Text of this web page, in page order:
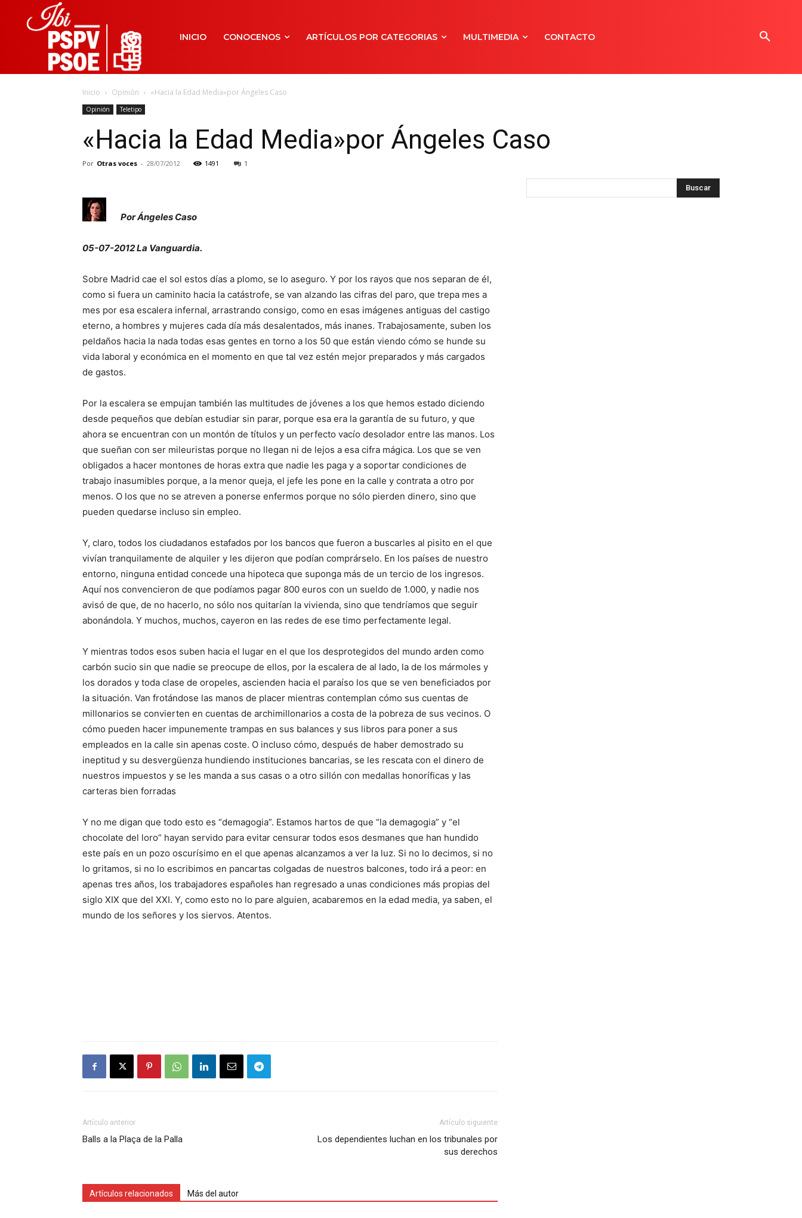
INICIO CONOCENOS ARTÍCULOS POR CATEGORIAS MULTIMEDIA CONTACTO
Inicio Opinión «Hacia la Edad Media»por Ángeles Caso
Opinión Teletipo
«Hacia la Edad Media»por Ángeles Caso
Por Otras voces - 28/07/2012 1491 1
Por Ángeles Caso
05-07-2012 La Vanguardia.
Sobre Madrid cae el sol estos días a plomo, se lo aseguro. Y por los rayos que nos separan de él,
como si fuera un caminito hacia la catástrofe, se van alzando las cifras del paro, que trepa mes a
mes por esa escalera infernal, arrastrando consigo, como en esas imágenes antiguas del castigo
eterno, a hombres y mujeres cada día más desalentados, más inanes. Trabajosamente, suben los
peldaños hacia la nada todas esas gentes en torno a los 50 que están viendo cómo se hunde su
vida laboral y económica en el momento en que tal vez estén mejor preparados y más cargados
de gastos.
Por la escalera se empujan también las multitudes de jóvenes a los que hemos estado diciendo
desde pequeños que debían estudiar sin parar, porque esa era la garantía de su futuro, y que
ahora se encuentran con un montón de títulos y un perfecto vacío desolador entre las manos. Los
que sueñan con ser mileuristas porque no llegan ni de lejos a esa cifra mágica. Los que se ven
obligados a hacer montones de horas extra que nadie les paga y a soportar condiciones de
trabajo inasumibles porque, a la menor queja, el jefe les pone en la calle y contrata a otro por
menos. O los que no se atreven a ponerse enfermos porque no sólo pierden dinero, sino que
pueden quedarse incluso sin empleo.
Y, claro, todos los ciudadanos estafados por los bancos que fueron a buscarles al pisito en el que
vivían tranquilamente de alquiler y les dijeron que podían comprárselo. En los países de nuestro
entorno, ninguna entidad concede una hipoteca que suponga más de un tercio de los ingresos.
Aquí nos convencieron de que podíamos pagar 800 euros con un sueldo de 1.000, y nadie nos
avisó de que, de no hacerlo, no sólo nos quitarían la vivienda, sino que tendríamos que seguir
abonándola. Y muchos, muchos, cayeron en las redes de ese timo perfectamente legal.
Y mientras todos esos suben hacia el lugar en el que los desprotegidos del mundo arden como
carbón sucio sin que nadie se preocupe de ellos, por la escalera de al lado, la de los mármoles y
los dorados y toda clase de oropeles, ascienden hacia el paraíso los que se ven beneficiados por
la situación. Van frotándose las manos de placer mientras contemplan cómo sus cuentas de
millonarios se convierten en cuentas de archimillonarios a costa de la pobreza de sus vecinos. O
cómo pueden hacer impunemente trampas en sus balances y sus libros para poner a sus
empleados en la calle sin apenas coste. O incluso cómo, después de haber demostrado su
ineptitud y su desvergüenza hundiendo instituciones bancarias, se les rescata con el dinero de
nuestros impuestos y se les manda a sus casas o a otro sillón con medallas honoríficas y las
carteras bien forradas
Y no me digan que todo esto es “demagogia”. Estamos hartos de que “la demagogia” y “el
chocolate del loro” hayan servido para evitar censurar todos esos desmanes que han hundido
este país en un pozo oscurísimo en el que apenas alcanzamos a ver la luz. Si no lo decimos, si no
lo gritamos, si no lo escribimos en pancartas colgadas de nuestros balcones, todo irá a peor: en
apenas tres años, los trabajadores españoles han regresado a unas condiciones más propias del
siglo XIX que del XXI. Y, como esto no lo pare alguien, acabaremos en la edad media, ya saben, el
mundo de los señores y los siervos. Atentos.
Artículo anterior
Balls a la Plaça de la Palla
Artículo siguiente
Los dependientes luchan en los tribunales por
sus derechos
Artículos relacionados Más del autor